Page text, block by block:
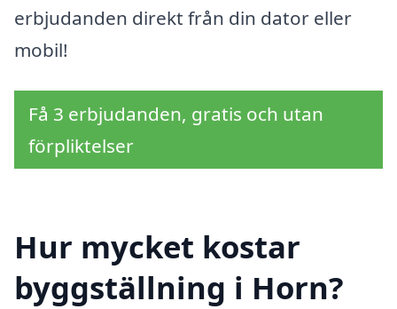
erbjudanden direkt från din dator eller
mobil!
Få 3 erbjudanden, gratis och utan
förpliktelser
Hur mycket kostar
byggställning i Horn?